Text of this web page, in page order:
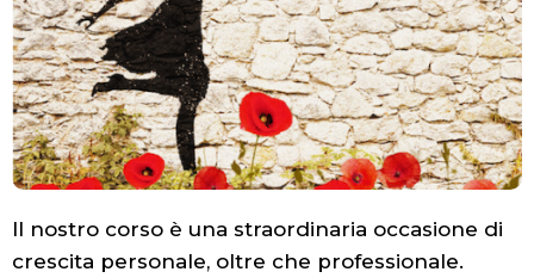
Il nostro corso è una straordinaria occasione di
crescita personale, oltre che professionale.